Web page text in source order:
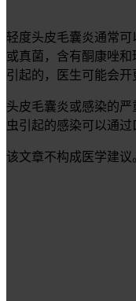
轻度头皮毛囊炎通常
或真菌，含有酮康唑
引起的，医生可能会开
头皮毛囊炎或感染的
虫引起的感染可以通
该文章不构成医学建议